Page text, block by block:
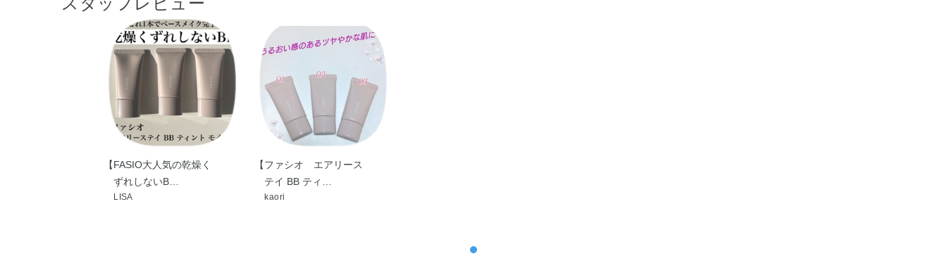
【FASIO大人気の乾燥く
ずれしないB…
LISA
【ファシオ エアリース
テイ BB ティ…
kaori